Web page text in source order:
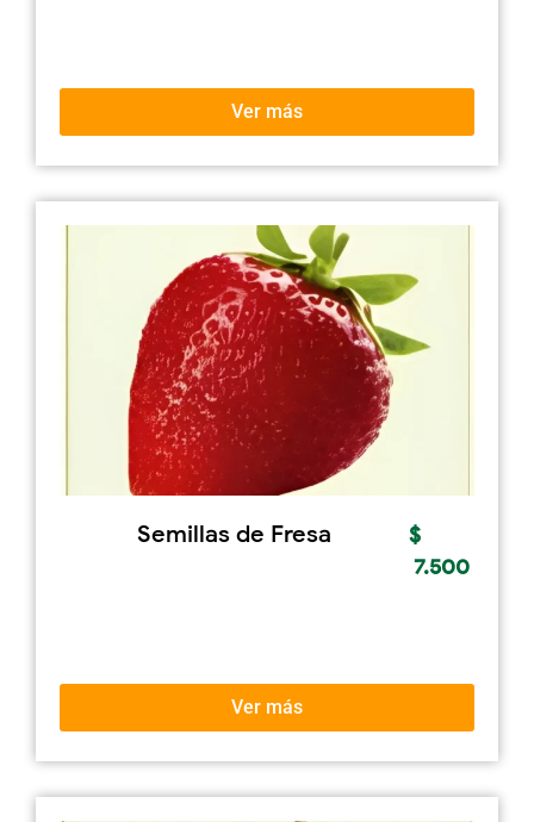
Ver más
Semillas de Fresa
$
7.500
Ver más